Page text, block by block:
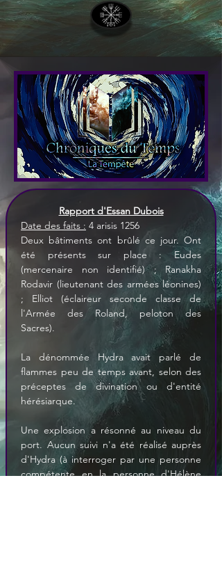
Rapport d'Essan Dubois
Date des faits : 4 arisis 1256
Deux bâtiments ont brûlé ce jour. Ont
été présents sur place : Eudes
(mercenaire non identifié) ; Ranakha
Rodavir (lieutenant des armées léonines)
; Elliot (éclaireur seconde classe de
l'Armée des Roland, peloton des
Sacres).
La dénommée Hydra avait parlé de
flammes peu de temps avant, selon des
préceptes de divination ou d'entité
hérésiarque.
Une explosion a résonné au niveau du
port. Aucun suivi n'a été réalisé auprès
d'Hydra (à interroger par une personne
compétente en la personne d'Hélène